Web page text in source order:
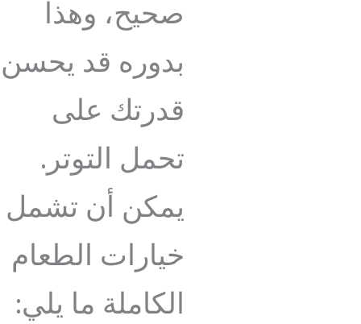
صحيح، وهذا
بدوره قد يحسن
قدرتك على
تحمل التوتر.
يمكن أن تشمل
خيارات الطعام
الكاملة ما يلي: